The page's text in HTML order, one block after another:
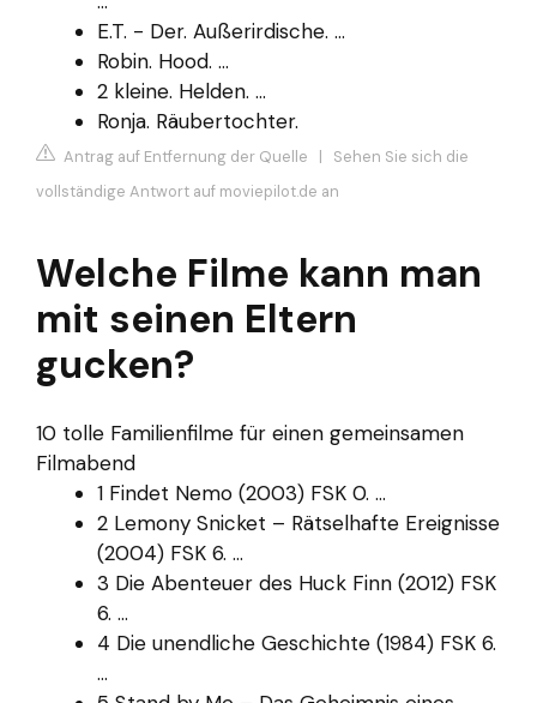
E.T. - Der. Außerirdische. ...
Robin. Hood. ...
2 kleine. Helden. ...
Ronja. Räubertochter.
Antrag auf Entfernung der Quelle | Sehen Sie sich die
vollständige Antwort auf moviepilot.de an
Welche Filme kann man
mit seinen Eltern
gucken?
10 tolle Familienfilme für einen gemeinsamen
Filmabend
1 Findet Nemo (2003) FSK 0. ...
2 Lemony Snicket – Rätselhafte Ereignisse
(2004) FSK 6. ...
3 Die Abenteuer des Huck Finn (2012) FSK
6. ...
4 Die unendliche Geschichte (1984) FSK 6.
...